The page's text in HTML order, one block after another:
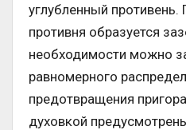
углубленный противень.
противня образуется
необходимости можно
равномерного
предотвращения
духовкой